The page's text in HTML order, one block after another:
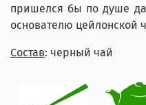
пришелся бы по душе
основателю цейлонской
Состав: черный чай